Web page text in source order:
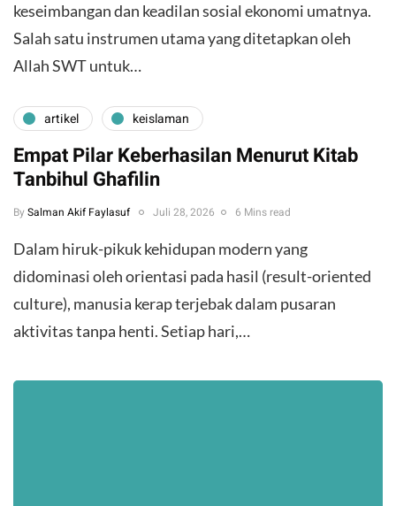
keseimbangan dan keadilan sosial ekonomi umatnya.
Salah satu instrumen utama yang ditetapkan oleh
Allah SWT untuk…
artikel keislaman
Empat Pilar Keberhasilan Menurut Kitab
Tanbihul Ghafilin
By Salman Akif Faylasuf Juli 28, 2026 6 Mins read
Dalam hiruk-pikuk kehidupan modern yang
didominasi oleh orientasi pada hasil (result-oriented
culture), manusia kerap terjebak dalam pusaran
aktivitas tanpa henti. Setiap hari,…